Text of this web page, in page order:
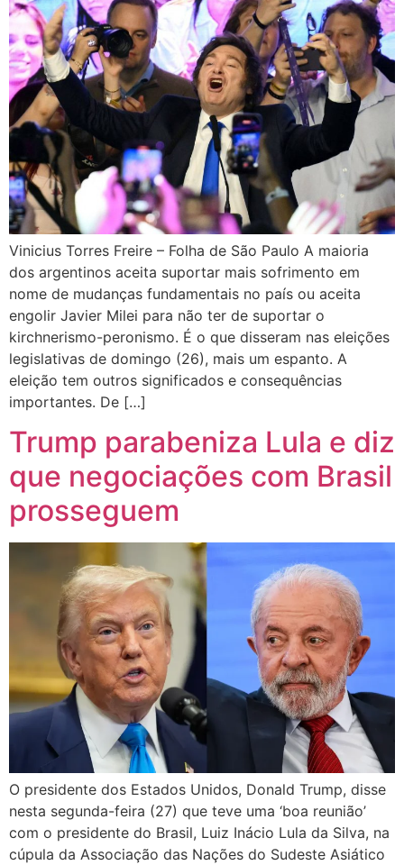
Vinicius Torres Freire – Folha de São Paulo A maioria
dos argentinos aceita suportar mais sofrimento em
nome de mudanças fundamentais no país ou aceita
engolir Javier Milei para não ter de suportar o
kirchnerismo-peronismo. É o que disseram nas eleições
legislativas de domingo (26), mais um espanto. A
eleição tem outros significados e consequências
importantes. De […]
Trump parabeniza Lula e diz
que negociações com Brasil
prosseguem
O presidente dos Estados Unidos, Donald Trump, disse
nesta segunda-feira (27) que teve uma ‘boa reunião’
com o presidente do Brasil, Luiz Inácio Lula da Silva, na
cúpula da Associação das Nações do Sudeste Asiático